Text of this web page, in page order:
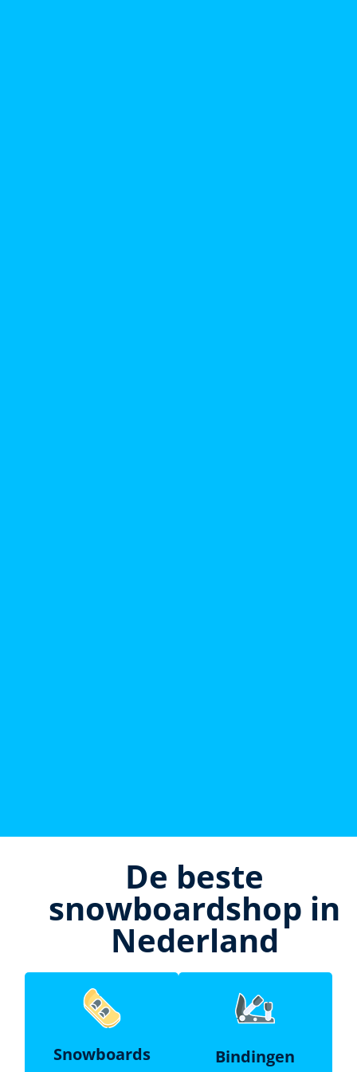
De beste
snowboardshop in
Nederland
Snowboards Bindingen